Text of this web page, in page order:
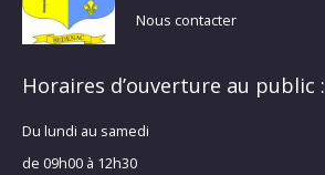
Nous contacter
Horaires d’ouverture au public :
Du lundi au samedi
de 09h00 à 12h30